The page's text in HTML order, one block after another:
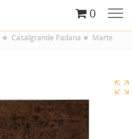
0
Casalgrande Padana
Marte